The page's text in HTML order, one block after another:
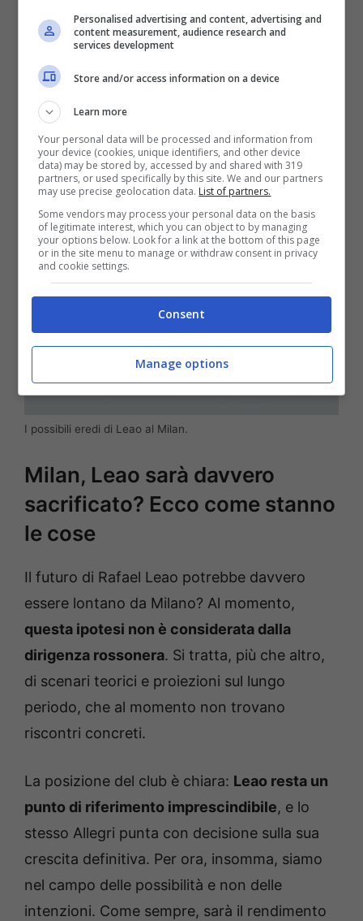
Lipsia eAlejandro Garnachodel Manchester
United. Infine, resta calda anche la
suggestione
uscita dal Liverpool e considerato
un’opportunità concreta per i rossoneri,
indipendentemente da quello che sarà il
destino di Leao.
I possibili eredi di Leao al Milan.
Milan, Leao sarà davvero
sacrificato? Ecco come stanno
le cose
Il futuro di Rafael Leao potrebbe davvero
essere lontano da Milano? Al momento,
questa ipotesi non è considerata dalla
dirigenza rossonera. Si tratta, più che altro,
di scenari teorici e proiezioni sul lungo
periodo, che al momento non trovano
riscontri concreti.
La posizione del club è chiara: Leao resta un
punto di riferimento imprescindibile, e lo
stesso Allegri punta con decisione sulla sua
crescita definitiva. Per ora, insomma, siamo
nel campo delle possibilità e non delle
intenzioni. Come sempre, sarà il rendimento
Personalised advertising and content, advertising and
content measurement, audience research and
services development
Store and/or access information on a device
Learn more
Your personal data will be processed and information from
your device (cookies, unique identifiers, and other device
data) may be stored by, accessed by and shared with 319
partners, or used specifically by this site. We and our partners
may use precise geolocation data. List of partners.
Some vendors may process your personal data on the basis
of legitimate interest, which you can object to by managing
your options below. Look for a link at the bottom of this page
or in the site menu to manage or withdraw consent in privacy
and cookie settings.
Consent
Manage options